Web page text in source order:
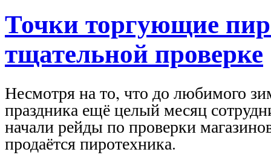
Точки торгующие
тщательной проверке
Несмотря на то, что до любимого
праздника ещё целый месяц
начали рейды по проверки
продаётся пиротехника.